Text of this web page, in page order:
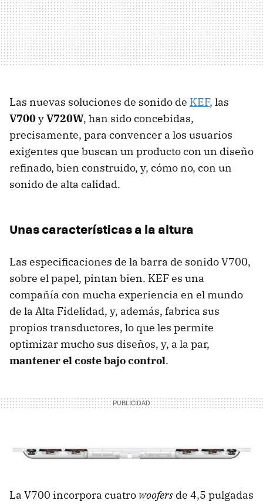
Las nuevas soluciones de sonido de KEF, las
V700yV720W, han sido concebidas,
precisamente, para convencer a los usuarios
exigentes que buscan un producto con un diseño
refinado, bien construido, y, cómo no, con un
sonido de alta calidad.
Unas características a la altura
Las especificaciones de la barra de sonido V700,
sobre el papel, pintan bien. KEF es una
compañía con mucha experiencia en el mundo
de la Alta Fidelidad, y, además, fabrica sus
propios transductores, lo que les permite
optimizar mucho sus diseños, y, a la par,
mantener el coste bajo control.
La V700 incorpora cuatro woofers de 4,5 pulgadas